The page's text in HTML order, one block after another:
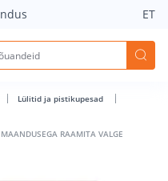
ET
Lülitid ja pistikupesad
RAAMITA VALGE